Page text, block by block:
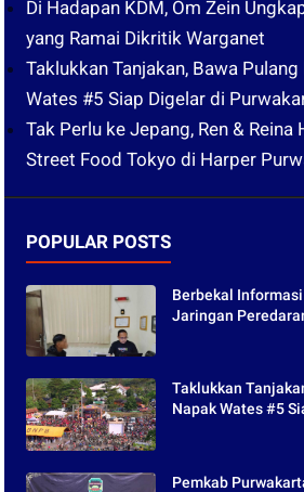
Di Hadapan KDM, Om Zein
yang Ramai Dikritik Warganet
Taklukkan Tanjakan, Bawa
Wates #5 Siap Digelar di
Tak Perlu ke Jepang, Ren & Reina
Street Food Tokyo di Harper
POPULAR POSTS
Berbekal
Jaringan
Taklukkan
Napak Wates #5
Pemkab